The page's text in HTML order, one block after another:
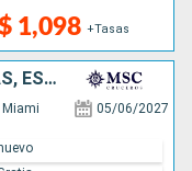
1,098 +Tasas
HONDURAS, MÉXICO, BAHAMAS, ESTADOS UNIDOS
Miami 05/06/2027